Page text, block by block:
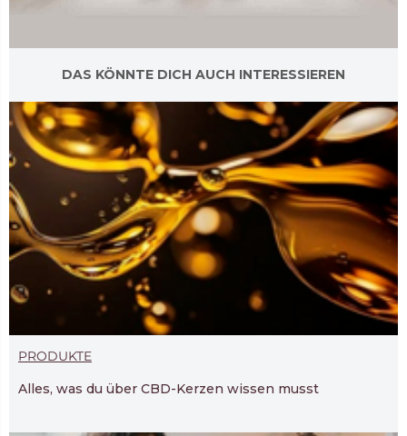
DAS KÖNNTE DICH AUCH INTERESSIEREN
PRODUKTE
Alles, was du über CBD-Kerzen wissen musst